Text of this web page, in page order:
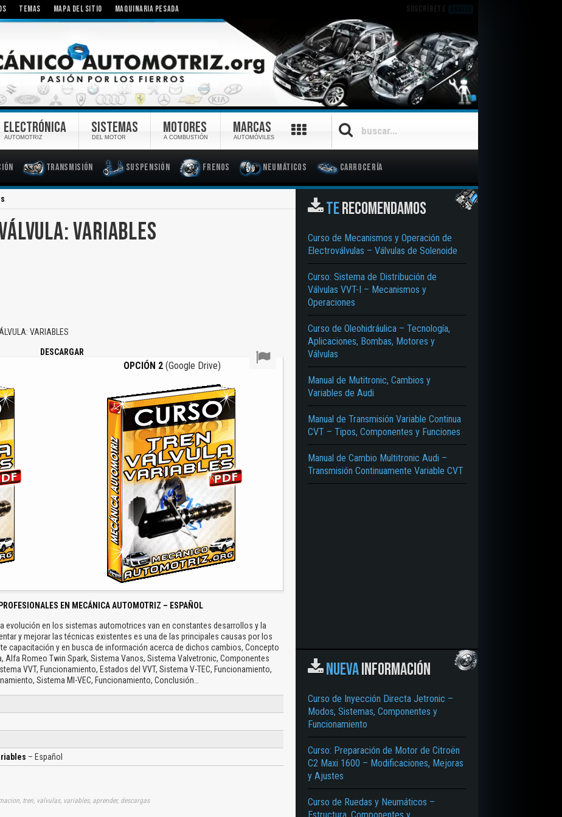
TEMAS MAPA DEL SITIO MAQUINARIA PESADA SUSCRÍBETE
Transmisión Suspensión Frenos Neumáticos Carrocería
ELECTRÓNICA
AUTOMOTRIZ
SISTEMAS
DEL MOTOR
MOTORES
A COMBUSTIÓN
MARCAS
AUTOMÓVILES
VARIABLES
VARIABLES
DESCARGAR
OPCIÓN 2 (Google Drive)
EN MECÁNICA AUTOMOTRIZ – ESPAÑOL
evolución en los sistemas automotrices van en constantes desarrollos y la
y mejorar las técnicas existentes es una de las principales causas por los
capacitación y en busca de información acerca de dichos cambios, Concepto
Alfa Romeo Twin Spark, Sistema Vanos, Sistema Valvetronic, Componentes
VVT, Funcionamiento, Estados del VVT, Sistema V-TEC, Funcionamiento,
Sistema MI-VEC, Funcionamiento, Conclusión…
– Español
tren, valvulas, variables, aprender, descargas
TERECOMENDAMOS
Curso de Mecanismos y Operación de
Electroválvulas – Válvulas de Solenoide
Curso: Sistema de Distribución de
Válvulas VVT-I – Mecanismos y
Operaciones
Curso de Oleohidráulica – Tecnología,
Aplicaciones, Bombas, Motores y
Válvulas
Manual de Mutitronic, Cambios y
Variables de Audi
Manual de Transmisión Variable Continua
CVT – Tipos, Componentes y Funciones
Manual de Cambio Multitronic Audi –
Transmisión Continuamente Variable CVT
NUEVAINFORMACIÓN
Curso de Inyección Directa Jetronic –
Modos, Sistemas, Componentes y
Funcionamiento
Curso: Preparación de Motor de Citroën
C2 Maxi 1600 – Modificaciones, Mejoras
y Ajustes
Curso de Ruedas y Neumáticos –